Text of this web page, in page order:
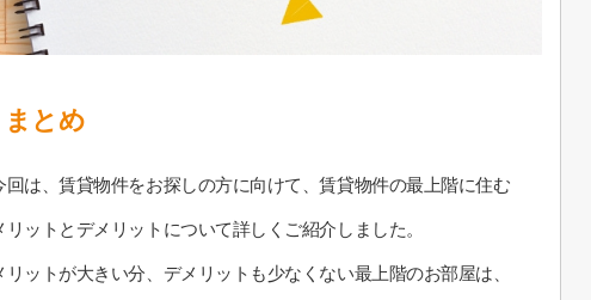
まとめ
回は、賃貸物件をお探しの方に向けて、賃貸物件の最上階に住む
リットとデメリットについて詳しくご紹介しました。
リットが大きい分、デメリットも少なくない最上階のお部屋は、